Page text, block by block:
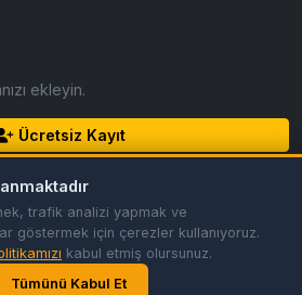
ekleyin.
Ücretsiz Kayıt
Giriş Yap
saklıdır.
Çerez Tercihleri
trafik analizi yapmak ve
göstermek için çerezler kullanıyoruz.
kabul etmiş olursunuz.
Tümünü Kabul Et